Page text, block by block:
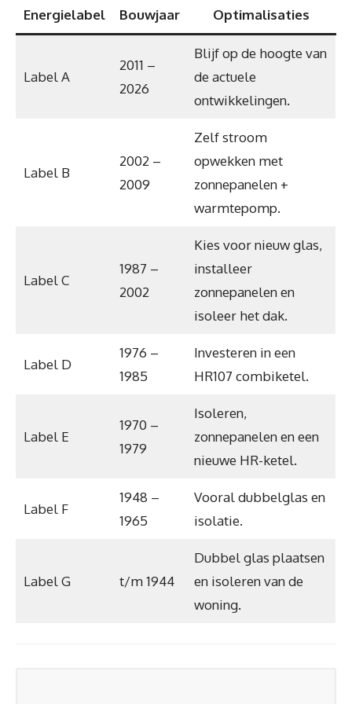
Energielabel Bouwjaar Optimalisaties
Label A
2011 –
2026
Blijf op de hoogte van
de actuele
ontwikkelingen.
Label B
2002 –
2009
Zelf stroom
opwekken met
zonnepanelen +
warmtepomp.
Label C
1987 –
2002
Kies voor nieuw glas,
installeer
zonnepanelen en
isoleer het dak.
Label D
1976 –
1985
Investeren in een
HR107 combiketel.
Label E
1970 –
1979
Isoleren,
zonnepanelen en een
nieuwe HR-ketel.
Label F
1948 –
1965
Vooral dubbelglas en
isolatie.
Label G t/m 1944
Dubbel glas plaatsen
en isoleren van de
woning.